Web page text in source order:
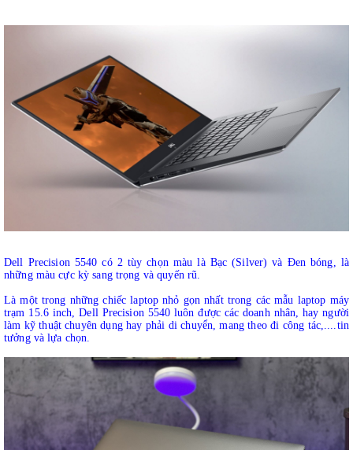
Dell Precision 5540 có 2 tùy chọn màu là Bạc (Silver) và Đen bóng, là
những màu cực kỳ sang trọng và quyến rũ.
Là một trong những chiếc laptop nhỏ gọn nhất trong các mẫu laptop máy
trạm 15.6 inch, Dell Precision 5540 luôn được các doanh nhân, hay người
làm kỹ thuật chuyên dụng hay phải di chuyển, mang theo đi công tác,....tin
tưởng và lựa chọn.